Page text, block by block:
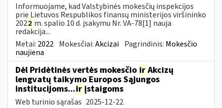
Informuojame, kad Valstybinės mokesčių inspekcijos
prie Lietuvos Respublikos finansų ministerijos viršininko
2022 m. spalio 10 d. įsakymu Nr. VA-78[1] nauja
redakcija...
Metai: 2022 Mokesčiai:Akcizai Pagrindinis: Mokesčio
naujiena
Dėl Pridėtinės vertės mokesčio ir Akcizų
lengvatų taikymo Europos Sąjungos
institucijoms...ir įstaigoms
Web turinio sąrašas 2025-12-22